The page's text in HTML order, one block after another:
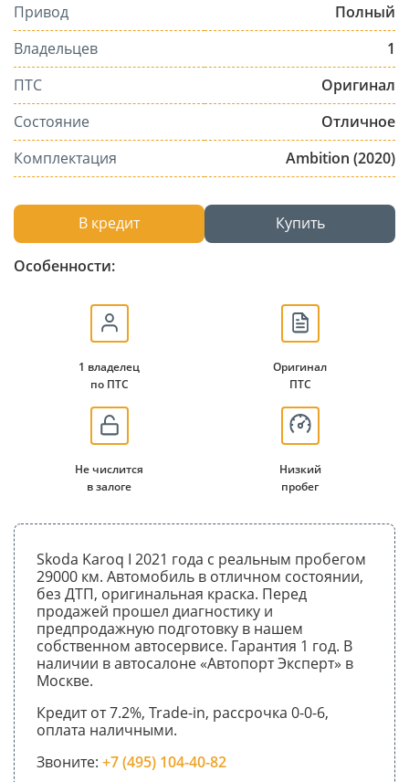
Привод
Полный
Владельцев
1
ПТС
Оригинал
Состояние
Отличное
Комплектация
Ambition (2020)
В кредит Купить
Особенности:
1 владелец
по ПТС
Оригинал
ПТС
Не числится
в залоге
Низкий
пробег
Skoda Karoq I 2021 года с реальным пробегом
29000 км. Автомобиль в отличном состоянии,
без ДТП, оригинальная краска. Перед
продажей прошел диагностику и
предпродажную подготовку в нашем
собственном автосервисе. Гарантия 1 год. В
наличии в автосалоне «Автопорт Эксперт» в
Москве.
Кредит от 7.2%, Trade-in, рассрочка 0-0-6,
оплата наличными.
Звоните: +7 (495) 104-40-82